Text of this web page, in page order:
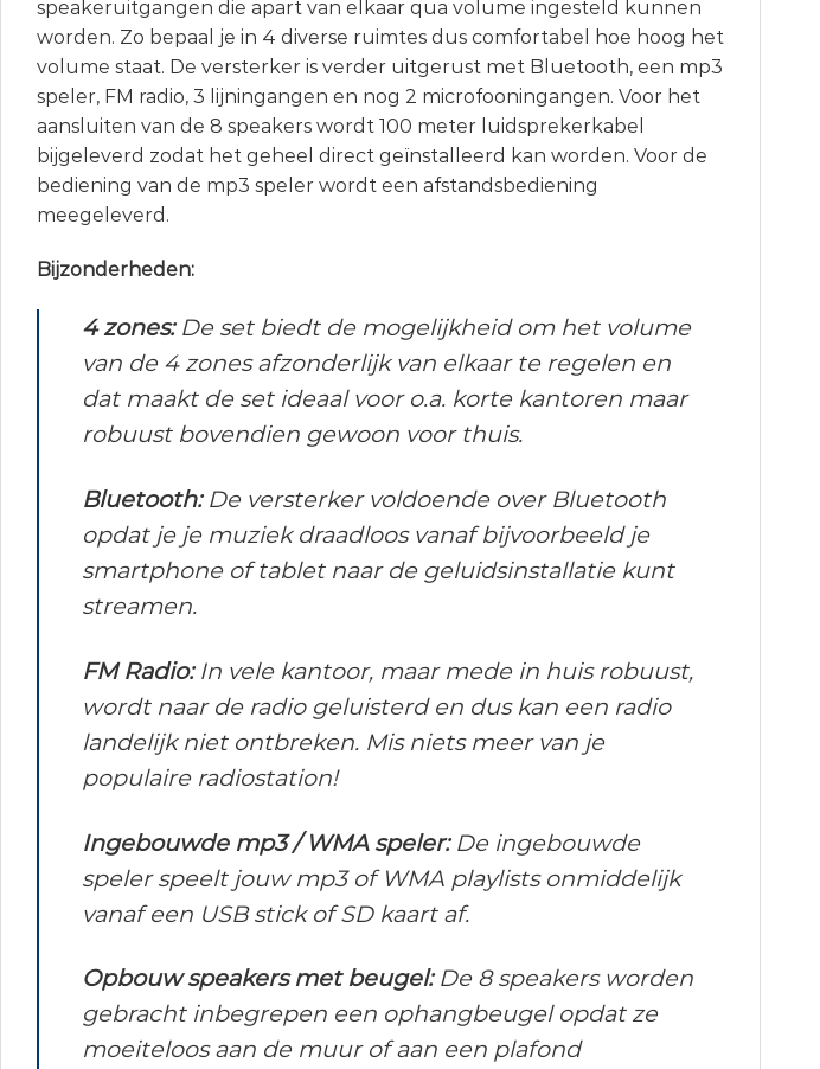
speakeruitgangen die apart van elkaar qua volume ingesteld kunnen
worden. Zo bepaal je in 4 diverse ruimtes dus comfortabel hoe hoog het
volume staat. De versterker is verder uitgerust met Bluetooth, een mp3
speler, FM radio, 3 lijningangen en nog 2 microfooningangen. Voor het
aansluiten van de 8 speakers wordt 100 meter luidsprekerkabel
bijgeleverd zodat het geheel direct geïnstalleerd kan worden. Voor de
bediening van de mp3 speler wordt een afstandsbediening
meegeleverd.
Bijzonderheden:
4 zones:De set biedt de mogelijkheid om het volume
van de 4 zones afzonderlijk van elkaar te regelen en
dat maakt de set ideaal voor o.a. korte kantoren maar
robuust bovendien gewoon voor thuis.
Bluetooth: De versterker voldoende over Bluetooth
opdat je je muziek draadloos vanaf bijvoorbeeld je
smartphone of tablet naar de geluidsinstallatie kunt
streamen.
FM Radio: In vele kantoor, maar mede in huis robuust,
wordt naar de radio geluisterd en dus kan een radio
landelijk niet ontbreken. Mis niets meer van je
populaire radiostation!
Ingebouwde mp3 / WMA speler: De ingebouwde
speler speelt jouw mp3 of WMA playlists onmiddelijk
vanaf een USB stick of SD kaart af.
Opbouw speakers met beugel:De 8 speakers worden
gebracht inbegrepen een ophangbeugel opdat ze
moeiteloos aan de muur of aan een plafond